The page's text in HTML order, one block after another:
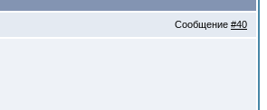
Сообщение #40